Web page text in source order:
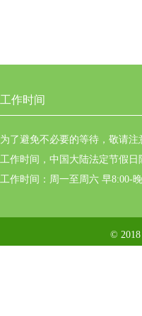
工作时间
为了避免不必要的等待，敬请
工作时间，中国大陆法定节假日
工作时间：周一至周六 早8:00-
©